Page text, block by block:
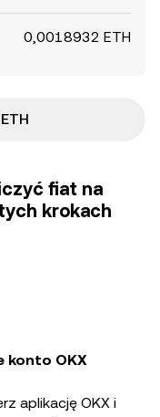
0,0018932 ETH
fiat na
krokach
konto OKX
aplikację OKX i